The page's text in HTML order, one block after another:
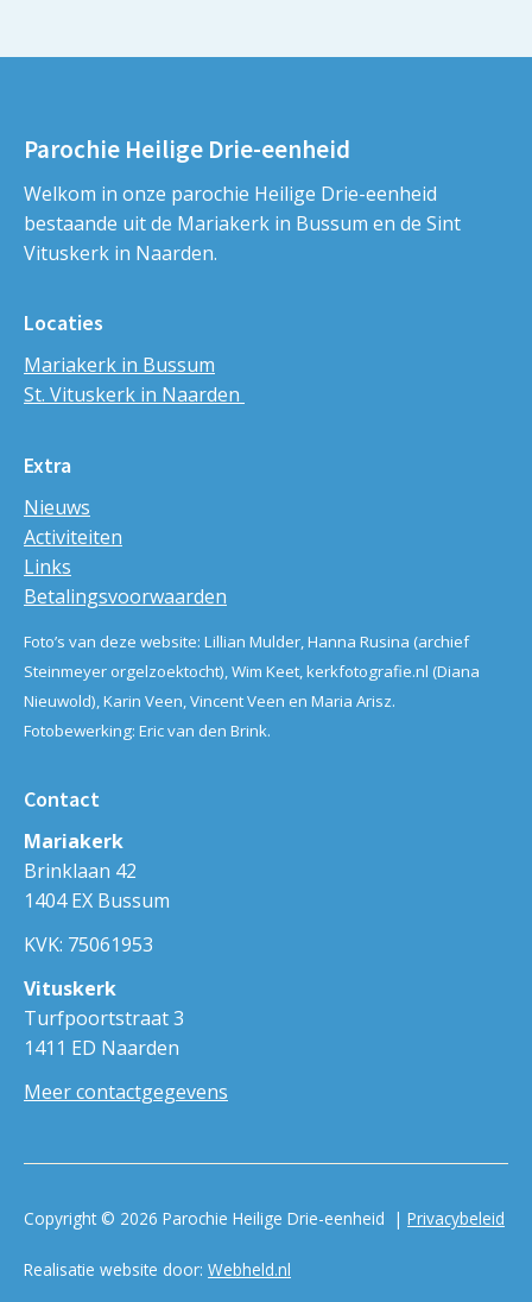
Parochie Heilige Drie-eenheid
Welkom in onze parochie Heilige Drie-eenheid
bestaande uit de Mariakerk in Bussum en de Sint
Vituskerk in Naarden.
Locaties
Mariakerk in Bussum
St. Vituskerk in Naarden
Extra
Nieuws
Activiteiten
Links
Betalingsvoorwaarden
Foto’s van deze website: Lillian Mulder, Hanna Rusina (archief
Steinmeyer orgelzoektocht), Wim Keet, kerkfotografie.nl (Diana
Nieuwold), Karin Veen, Vincent Veen en Maria Arisz.
Fotobewerking: Eric van den Brink.
Contact
Mariakerk
Brinklaan 42
1404 EX Bussum
KVK: 75061953
Vituskerk
Turfpoortstraat 3
1411 ED Naarden
Meer contactgegevens
Copyright © 2026 Parochie Heilige Drie-eenheid | Privacybeleid
Realisatie website door: Webheld.nl